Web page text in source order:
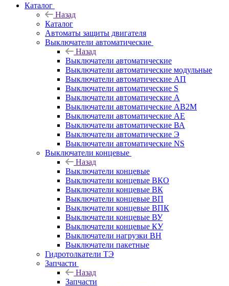
Каталог
Назад
Каталог
Автоматы защиты двигателя
Выключатели автоматические
Назад
Выключатели автоматические
Выключатели автоматические модульные
Выключатели автоматические АП
Выключатели автоматические S
Выключатели автоматические А
Выключатели автоматические АВ2М
Выключатели автоматические АЕ
Выключатели автоматические ВА
Выключатели автоматические Э
Выключатели автоматические NS
Выключатели концевые
Назад
Выключатели концевые
Выключатели концевые ВКО
Выключатели концевые ВК
Выключатели концевые ВП
Выключатели концевые ВПК
Выключатели концевые ВУ
Выключатели концевые КУ
Выключатели нагрузки ВН
Выключатели пакетные
Гидротолкатели ТЭ
Запчасти
Назад
Запчасти